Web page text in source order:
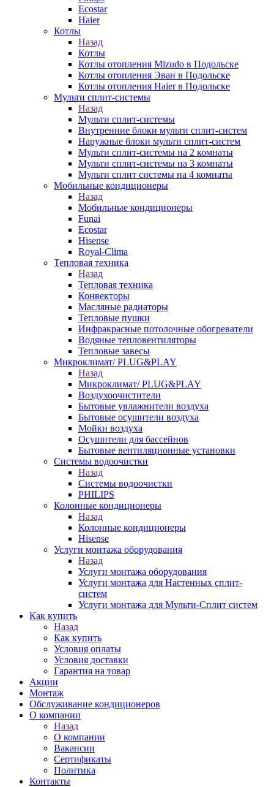
Ecostar
Haier
Котлы
Назад
Котлы
Котлы отопления Mizudo в Подольске
Котлы отопления Эван в Подольске
Котлы отопления Haier в Подольске
Мульти сплит-системы
Назад
Мульти сплит-системы
Внутренние блоки мульти сплит-систем
Наружные блоки мульти сплит-систем
Мульти сплит-системы на 2 комнаты
Мульти сплит-системы на 3 комнаты
Мульти сплит системы на 4 комнаты
Мобильные кондиционеры
Назад
Мобильные кондиционеры
Funai
Ecostar
Hisense
Royal-Clima
Тепловая техника
Назад
Тепловая техника
Конвекторы
Масляные радиаторы
Тепловые пушки
Инфракрасные потолочные обогреватели
Водяные тепловентиляторы
Тепловые завесы
Микроклимат/ PLUG&PLAY
Назад
Микроклимат/ PLUG&PLAY
Воздухоочистители
Бытовые увлажнители воздуха
Бытовые осушители воздуха
Мойки воздуха
Осушители для бассейнов
Бытовые вентиляционные установки
Системы водоочистки
Назад
Системы водоочистки
PHILIPS
Колонные кондиционеры
Назад
Колонные кондиционеры
Hisense
Услуги монтажа оборудования
Назад
Услуги монтажа оборудования
Услуги монтажа для Настенных сплит-
систем
Услуги монтажа для Мульти-Сплит систем
Как купить
Назад
Как купить
Условия оплаты
Условия доставки
Гарантия на товар
Акции
Монтаж
Обслуживание кондиционеров
О компании
Назад
О компании
Вакансии
Сертификаты
Политика
Контакты